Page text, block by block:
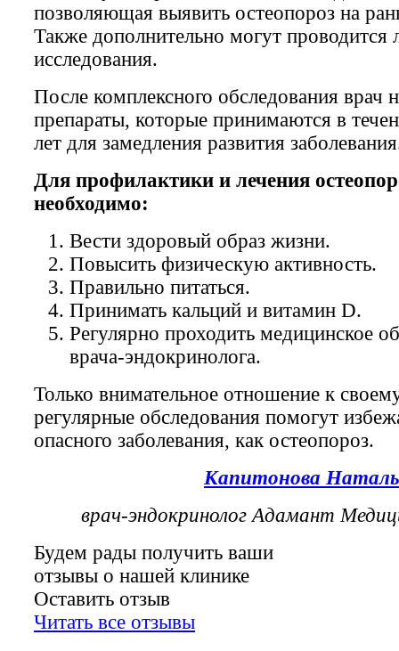
позволяющая выявить остеопороз на
Также дополнительно могут проводится
исследования.
После комплексного обследования врач
препараты, которые принимаются в
лет для замедления развития
Для профилактики и лечения
необходимо:
Вести здоровый образ жизни.
Повысить физическую активность.
Правильно питаться.
Принимать кальций и витамин D.
Регулярно проходить медицинское
врача-эндокринолога.
Только внимательное отношение к
регулярные обследования помогут
опасного заболевания, как остеопороз.
Капитонова
врач-эндокринолог Адамант
Будем рады получить ваши
отзывы о нашей клинике
Оставить отзыв
Читать все отзывы